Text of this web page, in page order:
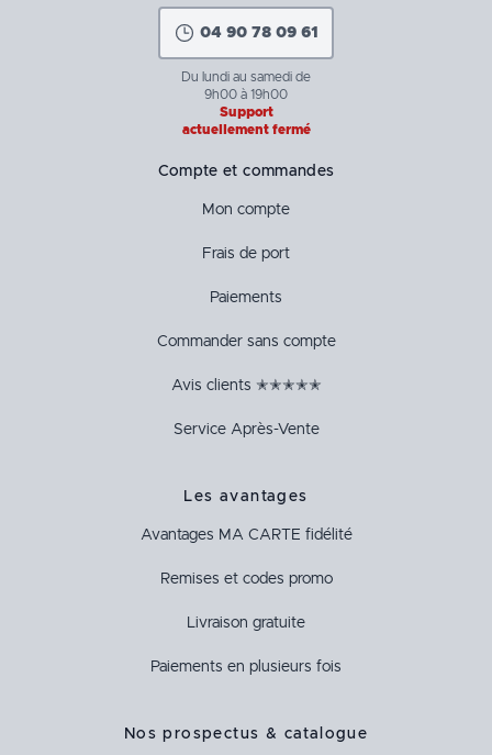
04 90 78 09 61
Du lundi au samedi de
9h00 à 19h00
Support
actuellement fermé
Compte et commandes
Mon compte
Frais de port
Paiements
Commander sans compte
Avis clients ✭✭✭✭✭
Service Après-Vente
Les avantages
Avantages MA CARTE fidélité
Remises et codes promo
Livraison gratuite
Paiements en plusieurs fois
Nos prospectus & catalogue